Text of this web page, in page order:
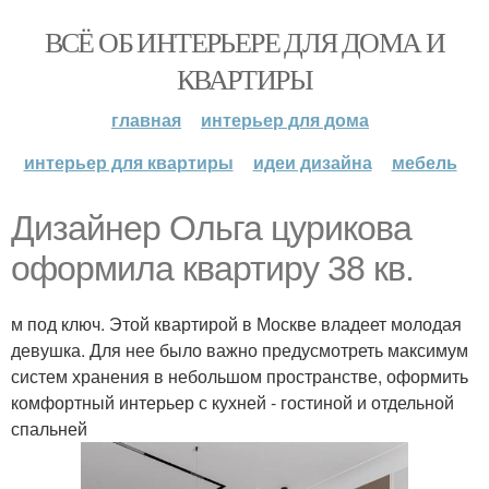
ВСЁ ОБ ИНТЕРЬЕРЕ ДЛЯ ДОМА И
КВАРТИРЫ
главная
интерьер для дома
интерьер для квартиры
идеи дизайна мебель
Дизайнер Ольга цурикова
оформила квартиру 38 кв.
м под ключ. Этой квартирой в Москве владеет молодая
девушка. Для нее было важно предусмотреть максимум
систем хранения в небольшом пространстве, оформить
комфортный интерьер с кухней - гостиной и отдельной
спальней